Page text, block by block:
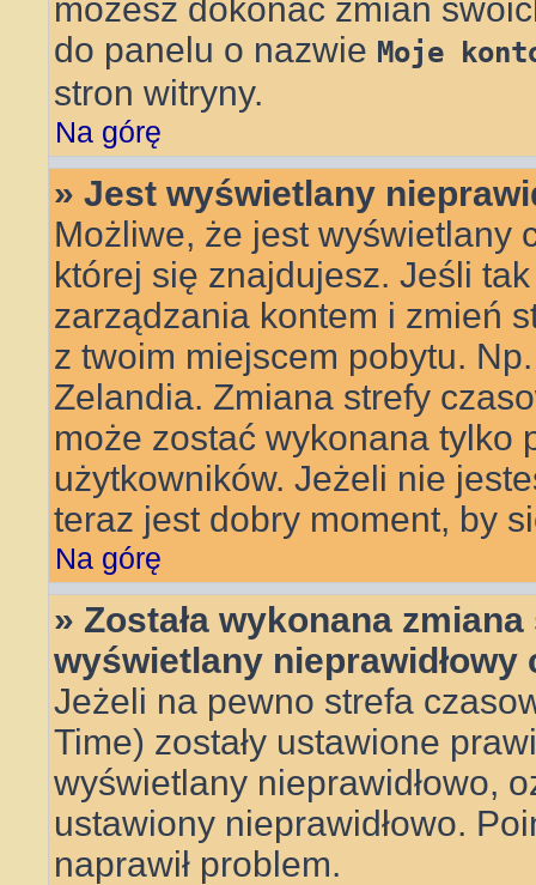
możesz dokonać zmian
do panelu o nazwie Moje
stron witryny.
Na górę
» Jest wyświetlany
Możliwe, że jest wyświetlany
której się znajdujesz. Jeśli
zarządzania kontem i zmień
z twoim miejscem pobytu.
Zelandia. Zmiana strefy
może zostać wykonana tylko
użytkowników. Jeżeli nie
teraz jest dobry moment, by
Na górę
» Została wykonana
wyświetlany nieprawidłowy
Jeżeli na pewno strefa
Time) zostały ustawione
wyświetlany nieprawidłowo,
ustawiony nieprawidłowo.
naprawił problem.